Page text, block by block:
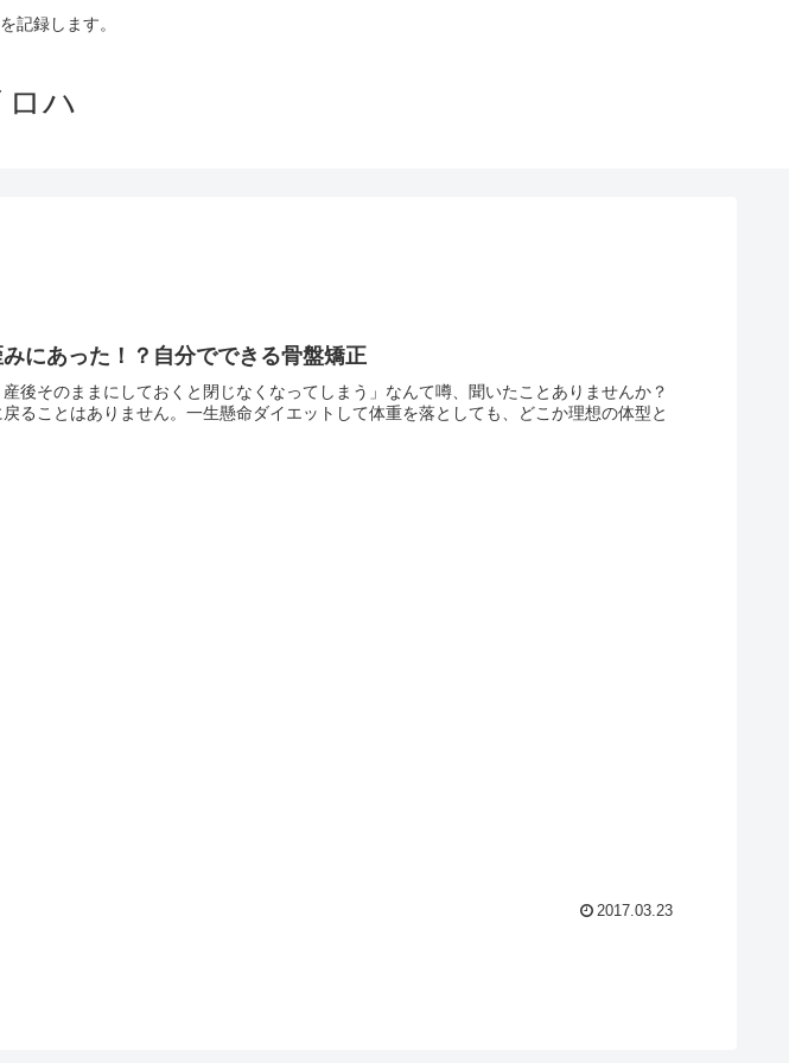
記録します。
ハ
にあった！？自分でできる骨盤矯正
後そのままにしておくと閉じなくなってしまう」なんて噂、聞いたことありませんか？
ることはありません。一生懸命ダイエットして体重を落としても、どこか理想の体型と
2017.03.23